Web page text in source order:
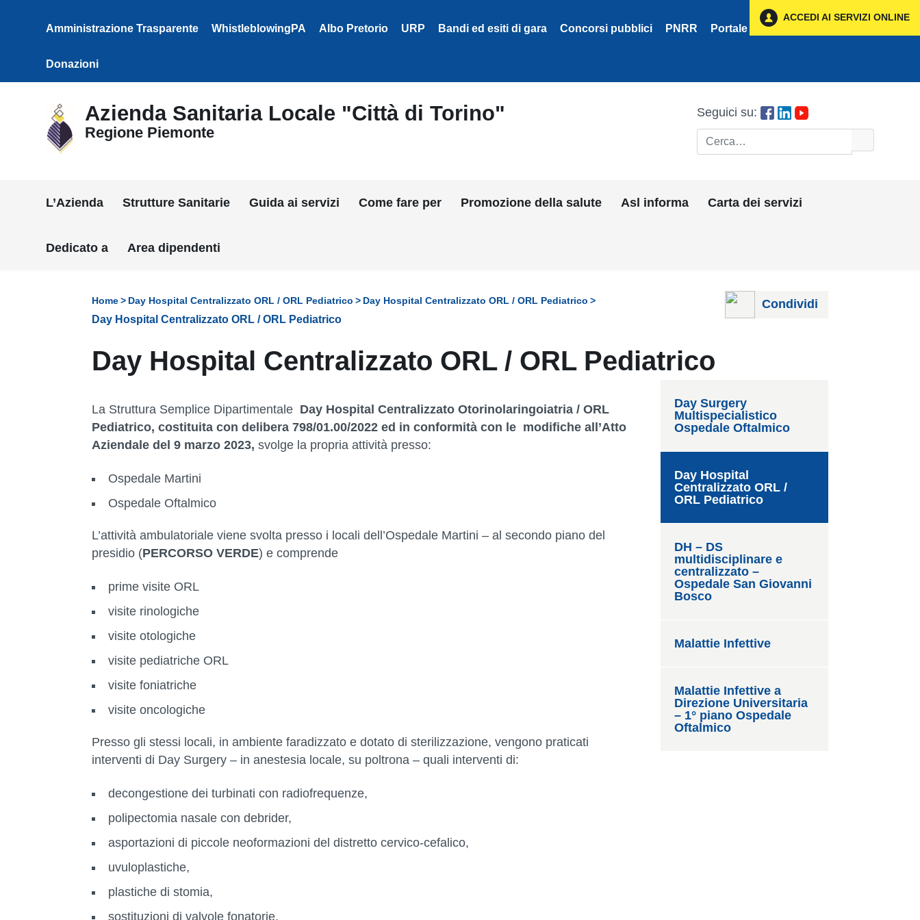
Vai al menu di navigazione
Amministrazione Trasparente WhistleblowingPA Albo Pretorio URP Bandi ed esiti di gara Concorsi pubblici PNRR Portale Fornitori
Donazioni
ACCEDI AI SERVIZI ONLINE
Azienda Sanitaria Locale "Città di Torino"
Regione Piemonte
Seguici su:
Cerca
L’Azienda Strutture Sanitarie Guida ai servizi Come fare per Promozione della salute Asl informa Carta dei servizi
Dedicato a Area dipendenti
Home Day Hospital Centralizzato ORL / ORL Pediatrico Day Hospital Centralizzato ORL / ORL Pediatrico
Day Hospital Centralizzato ORL / ORL Pediatrico
Condividi
Day Hospital Centralizzato ORL / ORL Pediatrico
La Struttura Semplice Dipartimentale Day Hospital Centralizzato Otorinolaringoiatria / ORL
Pediatrico, costituita con delibera 798/01.00/2022 ed in conformità con le modifiche all’Atto
Aziendale del 9 marzo 2023, svolge la propria attività presso:
Ospedale Martini
Ospedale Oftalmico
L’attività ambulatoriale viene svolta presso i locali dell’Ospedale Martini – al secondo piano del
presidio (PERCORSO VERDE) e comprende
prime visite ORL
visite rinologiche
visite otologiche
visite pediatriche ORL
visite foniatriche
visite oncologiche
Presso gli stessi locali, in ambiente faradizzato e dotato di sterilizzazione, vengono praticati
interventi di Day Surgery – in anestesia locale, su poltrona – quali interventi di:
decongestione dei turbinati con radiofrequenze,
polipectomia nasale con debrider,
asportazioni di piccole neoformazioni del distretto cervico-cefalico,
uvuloplastiche,
plastiche di stomia,
sostituzioni di valvole fonatorie,
Day Surgery
Multispecialistico
Ospedale Oftalmico
Day Hospital
Centralizzato ORL /
ORL Pediatrico
DH – DS
multidisciplinare e
centralizzato –
Ospedale San Giovanni
Bosco
Malattie Infettive
Malattie Infettive a
Direzione Universitaria
– 1° piano Ospedale
Oftalmico